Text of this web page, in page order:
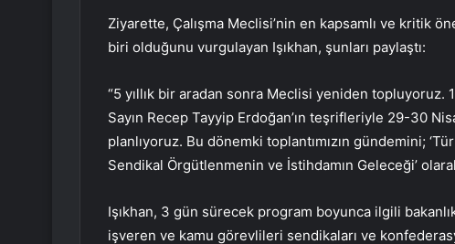
Ziyarette, Çalışma Meclisi’nin en kapsamlı ve kritik
biri olduğunu vurgulayan Işıkhan, şunları paylaştı:
“5 yıllık bir aradan sonra Meclisi yeniden topluyoruz.
Sayın Recep Tayyip Erdoğan’ın teşrifleriyle 29-30
planlıyoruz. Bu dönemki toplantımızın gündemini;
Sendikal Örgütlenmenin ve İstihdamın Geleceği’
Işıkhan, 3 gün sürecek program boyunca ilgili
işveren ve kamu görevlileri sendikaları ve